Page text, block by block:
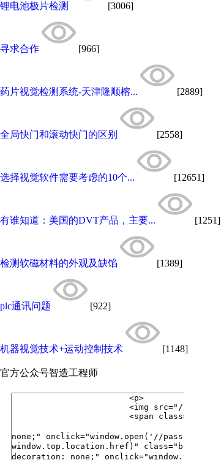
锂电池极片检测 [3006]
寻求合作 [966]
药片视觉检测系统-天津隆顺榕... [2889]
全局快门和滚动快门的区别 [2558]
选择视觉软件需要考虑的10个... [12651]
有谁知道：美国的DVT产品，主要... [1251]
检测软磁材料的外观及缺馅 [1389]
plc通讯问题 [922]
机器视觉技术+运动控制技术 [1148]
官方公众号智造工程师